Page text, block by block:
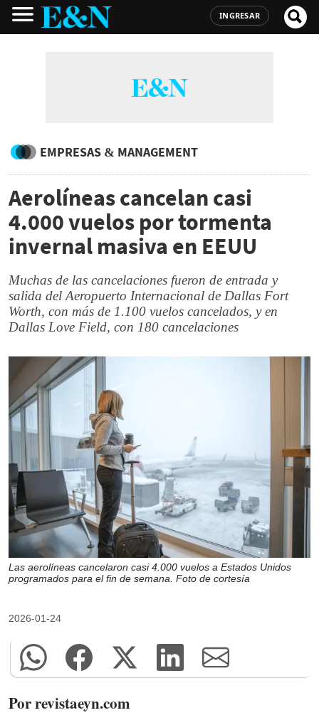
INGRESAR
EMPRESAS & MANAGEMENT
Aerolíneas cancelan casi
4.000 vuelos por tormenta
invernal masiva en EEUU
Muchas de las cancelaciones fueron de entrada y
salida del Aeropuerto Internacional de Dallas Fort
Worth, con más de 1.100 vuelos cancelados, y en
Dallas Love Field, con 180 cancelaciones
Las aerolíneas cancelaron casi 4.000 vuelos a Estados Unidos
programados para el fin de semana. Foto de cortesía
2026-01-24
Por revistaeyn.com